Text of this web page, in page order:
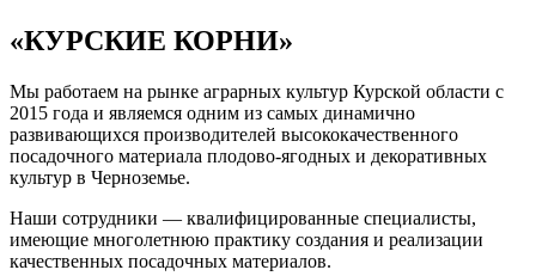
«КУРСКИЕ КОРНИ»
Мы работаем на рынке аграрных культур Курской области с
2015 года и являемся одним из самых динамично
развивающихся производителей высококачественного
посадочного материала плодово-ягодных и декоративных
культур в Черноземье.
Наши сотрудники — квалифицированные специалисты,
имеющие многолетнюю практику создания и реализации
качественных посадочных материалов.